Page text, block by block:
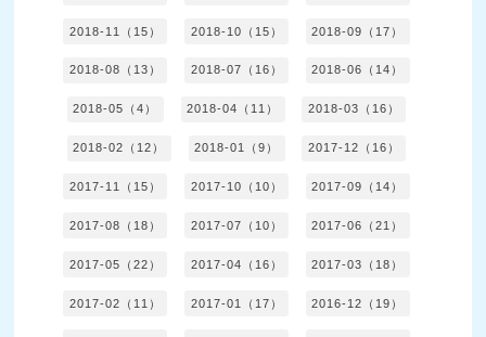
2018-11（15） 2018-10（15） 2018-09（17）
2018-08（13） 2018-07（16） 2018-06（14）
2018-05（4） 2018-04（11） 2018-03（16）
2018-02（12） 2018-01（9） 2017-12（16）
2017-11（15） 2017-10（10） 2017-09（14）
2017-08（18） 2017-07（10） 2017-06（21）
2017-05（22） 2017-04（16） 2017-03（18）
2017-02（11） 2017-01（17） 2016-12（19）